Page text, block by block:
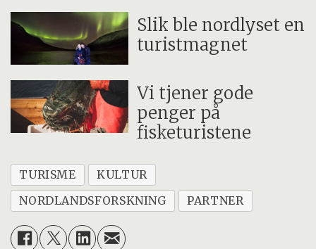
Slik ble nordlyset en
turistmagnet
Vi tjener gode
penger på
fisketuristene
TURISME
KULTUR
NORDLANDSFORSKNING
PARTNER